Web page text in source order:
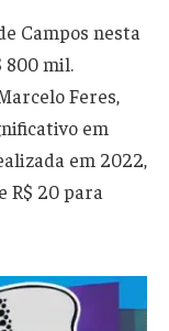
Campos nesta
800 mil.
Feres,
em
em 2022,
R$ 20 para